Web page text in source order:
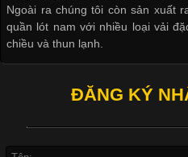
Khám Phá Áo Phông Trang
Áo phông là một trong những
Không chỉ xuất hiện trong thời
được ứng dụng rộng rãi trong
Ngoài ra chúng tôi còn sản xuất
quần lót nam với nhiều loại vải
chiều và thun lạnh.
ĐĂNG KÝ